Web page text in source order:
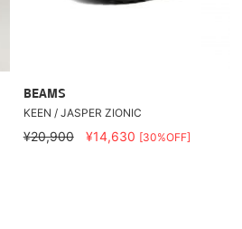
BEAMS
KEEN / JASPER ZIONIC
¥20,900 ¥14,630 [30%OFF]